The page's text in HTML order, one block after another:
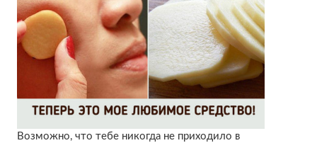
Возможно, что тебе никогда не приходило в